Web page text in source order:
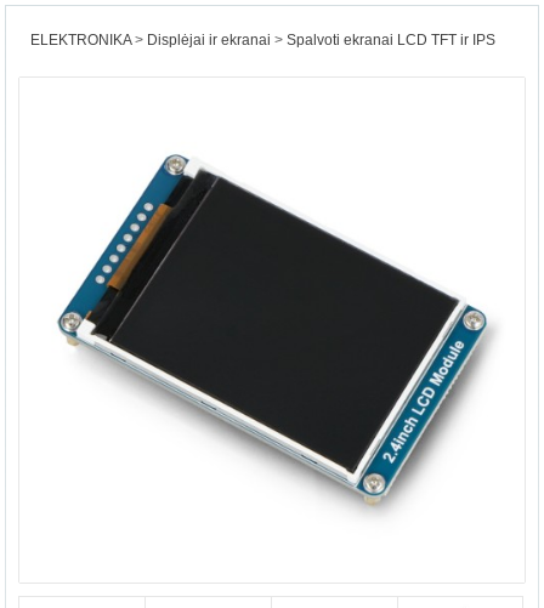
ELEKTRONIKA Displėjai ir ekranai Spalvoti ekranai LCD TFT ir IPS